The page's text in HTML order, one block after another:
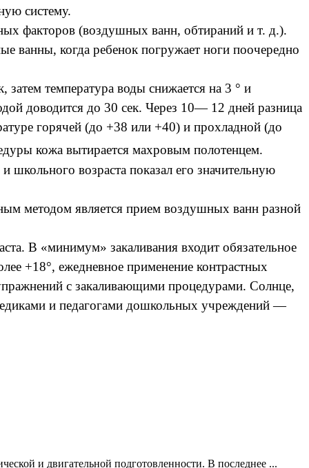
систему.
факторов (воздушных ванн, обтираний и т. д.).
ванны, когда ребенок погружает ноги поочередно
температура воды снижается на 3 ° и
доводится до 30 сек. Через 10— 12 дней разница
горячей (до +38 или +40) и прохладной (до
кожа вытирается махровым полотенцем.
возраста показал его значительную
методом является прием воздушных ванн разной
В «минимум» закаливания входит обязательное
+18°, ежедневное применение контрастных
с закаливающими процедурами. Солнце,
и педагогами дошкольных учреждений —
и двигательной подготовленности. В последнее ...